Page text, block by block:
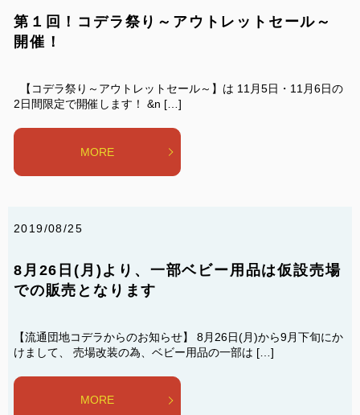
第１回！コデラ祭り～アウトレットセール～
開催！
【コデラ祭り～アウトレットセール～】は 11月5日・11月6日の
2日間限定で開催します！ &n […]
MORE
2019/08/25
8月26日(月)より、一部ベビー用品は仮設売場
での販売となります
【流通団地コデラからのお知らせ】 8月26日(月)から9月下旬にか
けまして、 売場改装の為、ベビー用品の一部は […]
MORE